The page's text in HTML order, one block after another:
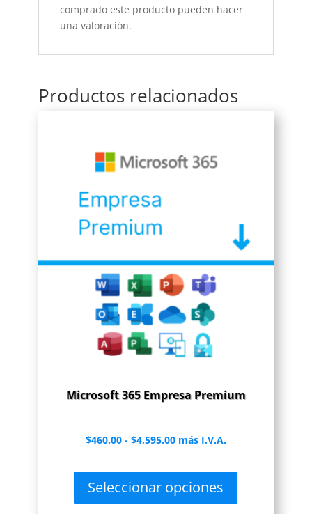
comprado este producto pueden hacer
una valoración.
Productos relacionados
Microsoft 365 Empresa Premium
$460.00 - $4,595.00Rango
precios:
desde
más I.V.A.
Seleccionar opciones